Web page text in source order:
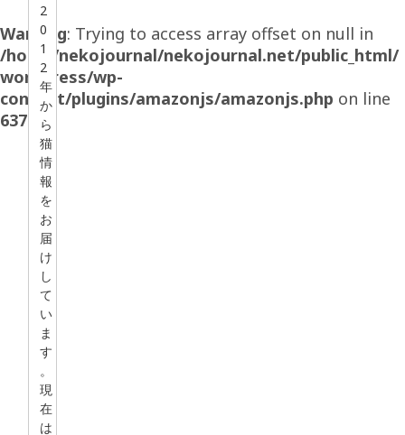
2
0
1
2
年
か
ら
猫
情
報
を
お
届
け
し
て
い
ま
す
。
現
在
は
Warning: Trying to access array offset on null in
/home/nekojournal/nekojournal.net/public_html/
wordpress/wp-
content/plugins/amazonjs/amazonjs.php on line
637